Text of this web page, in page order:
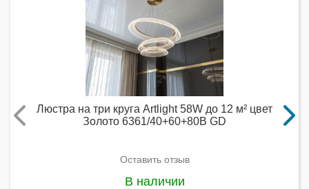
Люстра на три круга Artlight 58W до 12 м² цвет
Золото 6361/40+60+80B GD
Оставить отзыв
В наличии